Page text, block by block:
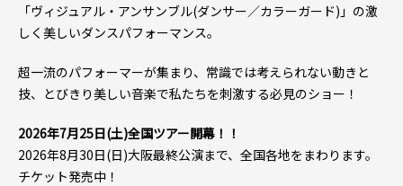
「ヴィジュアル・アンサンブル(ダンサー／カラーガード)」の激
しく美しいダンスパフォーマンス。
超一流のパフォーマーが集まり、常識では考えられない動きと
技、とびきり美しい音楽で私たちを刺激する必見のショー！
2026年7月25日(土)全国ツアー開幕！！
2026年8月30日(日)大阪最終公演まで、全国各地をまわります。
チケット発売中！